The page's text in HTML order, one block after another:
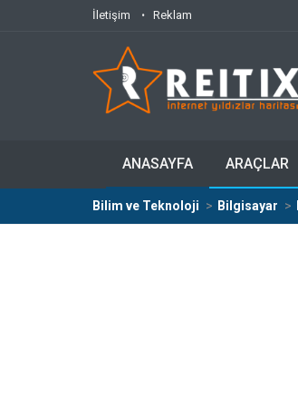
İletişim Reklam
ANASAYFA ARAÇLAR
Bilim ve Teknoloji Bilgisayar